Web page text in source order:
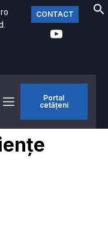
CONTACT
Portal
cetățeni